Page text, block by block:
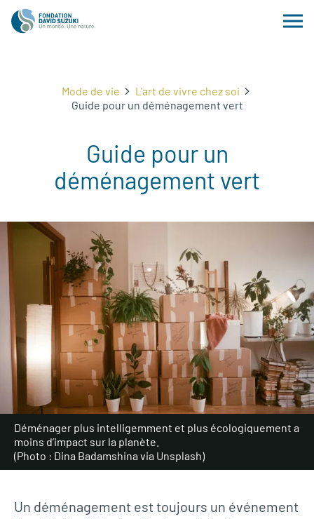
Mode de vie
L'art de vivre chez soi
Guide pour un déménagement vert
Guide pour un
déménagement vert
Déménager plus intelligemment et plus écologiquement a
moins d’impact sur la planète.
(Photo : Dina Badamshina via Unsplash)
Un déménagement est toujours un événement